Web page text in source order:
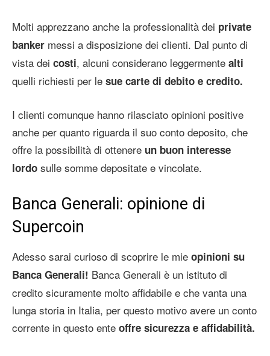
Molti apprezzano anche la professionalità dei private
banker messi a disposizione dei clienti. Dal punto di
vista dei costi, alcuni considerano leggermente alti
quelli richiesti per le sue carte di debito e credito.
I clienti comunque hanno rilasciato opinioni positive
anche per quanto riguarda il suo conto deposito, che
offre la possibilità di ottenere un buon interesse
lordo sulle somme depositate e vincolate.
Banca Generali: opinione di
Supercoin
Adesso sarai curioso di scoprire le mie opinioni su
Banca Generali! Banca Generali è un istituto di
credito sicuramente molto affidabile e che vanta una
lunga storia in Italia, per questo motivo avere un conto
corrente in questo ente offre sicurezza e affidabilità.